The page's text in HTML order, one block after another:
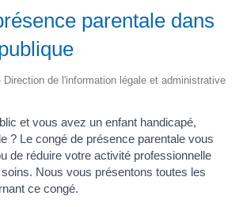
parentale dans
de l'information légale et administrative
et vous avez un enfant handicapé,
? Le congé de présence parentale vous
de réduire votre activité professionnelle
Nous vous présentons toutes les
ce congé.